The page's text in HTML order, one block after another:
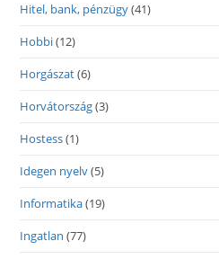
Hitel, bank, pénzügy(41)
Hobbi(12)
Horgászat(6)
Horvátország(3)
Hostess(1)
Idegen nyelv(5)
Informatika(19)
Ingatlan (77)